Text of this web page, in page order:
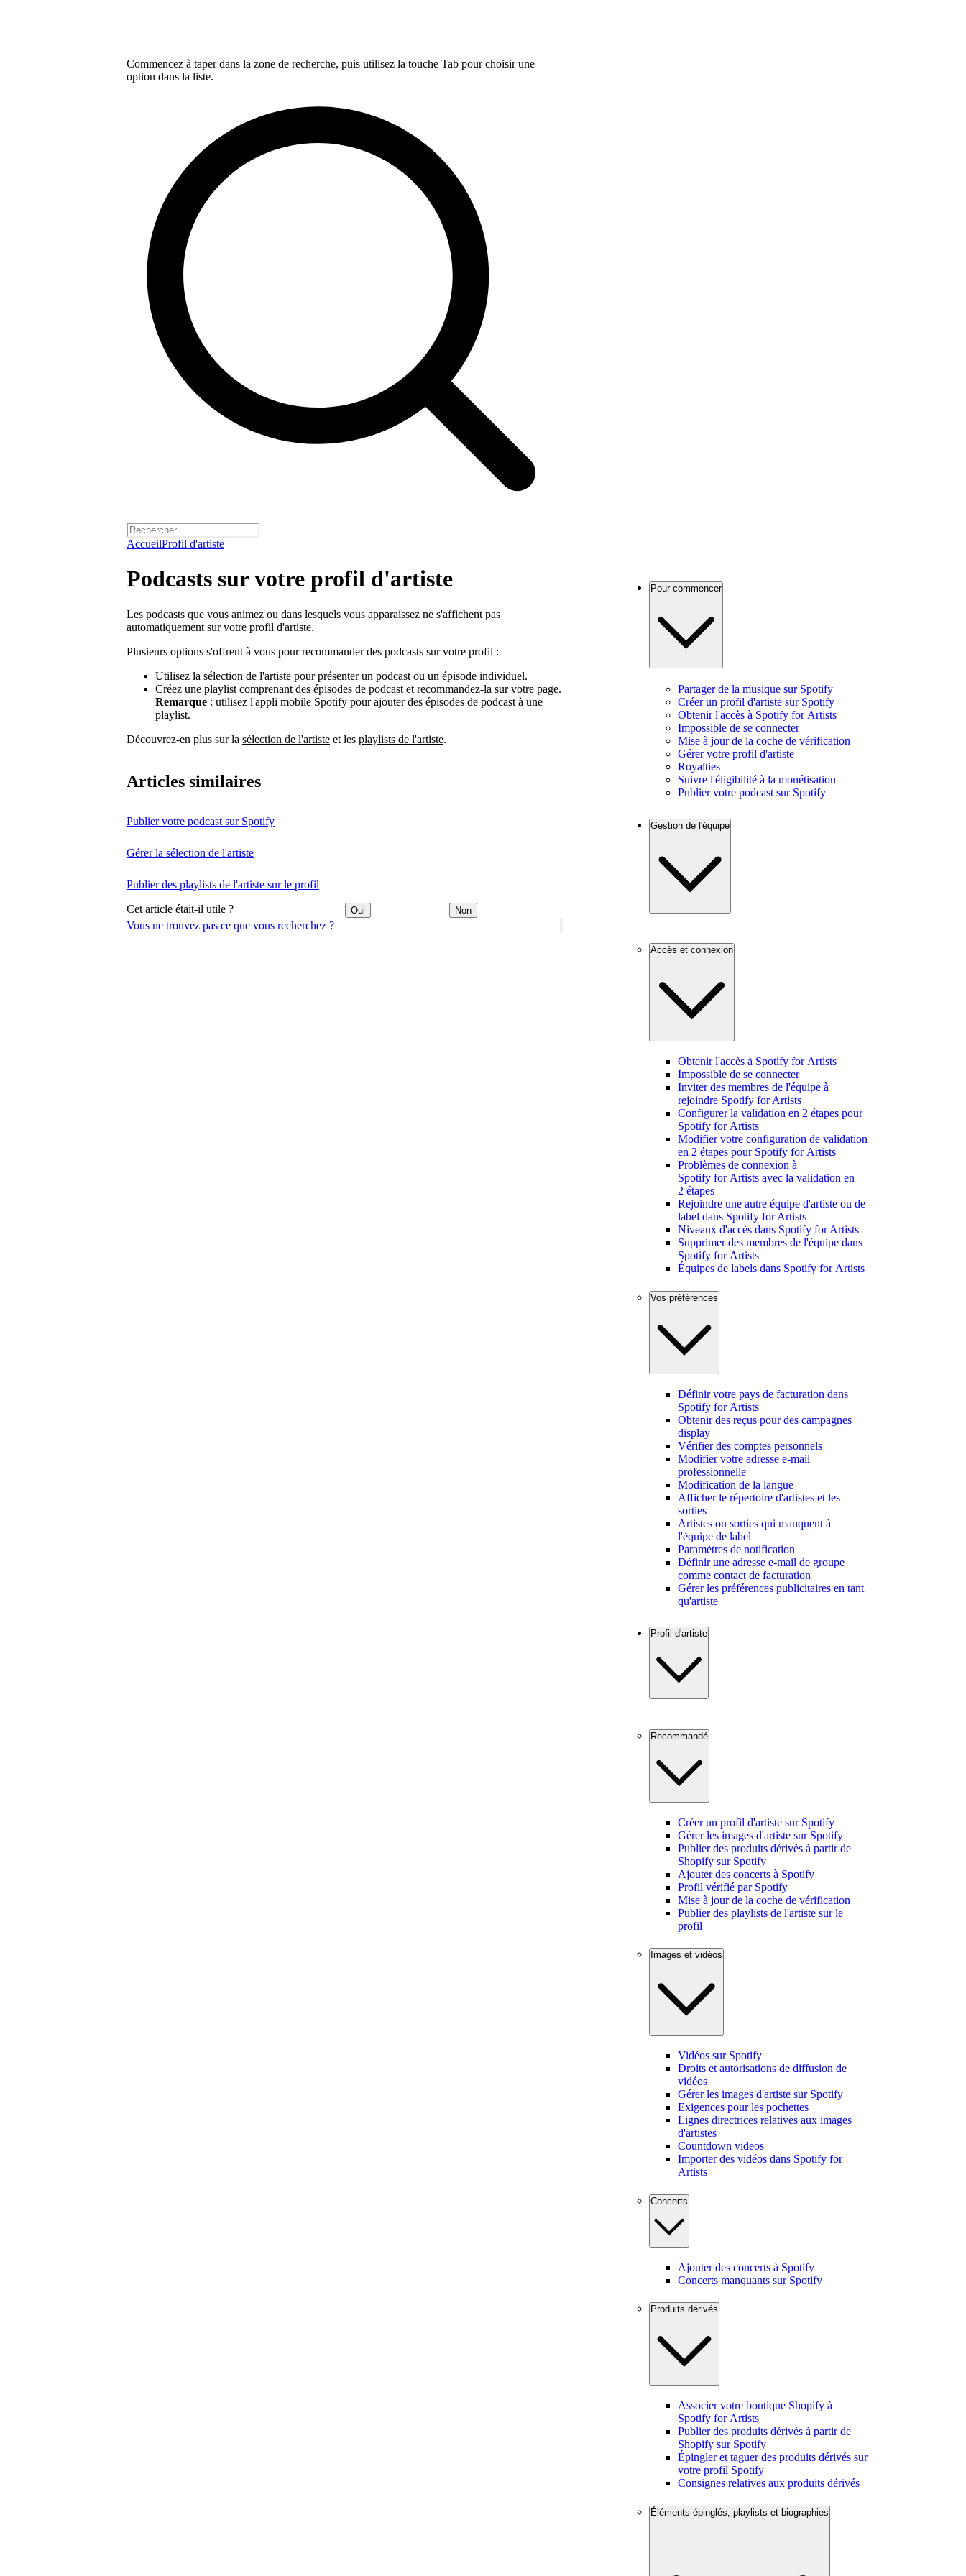
Commencez à taper dans la zone de recherche, puis utilisez la touche Tab pour choisir une
option dans la liste.
AccueilProfil d'artiste
Vous ne trouvez pas ce que vous recherchez ?
Podcasts sur votre profil d'artiste
Les podcasts que vous animez ou dans lesquels vous apparaissez ne s'affichent pas
automatiquement sur votre profil d'artiste.
Plusieurs options s'offrent à vous pour recommander des podcasts sur votre profil :
Utilisez la sélection de l'artiste pour présenter un podcast ou un épisode individuel.
Créez une playlist comprenant des épisodes de podcast et recommandez-la sur votre page.
Remarque : utilisez l'appli mobile Spotify pour ajouter des épisodes de podcast à une
playlist.
Découvrez-en plus sur la sélection de l'artiste et les playlists de l'artiste.
Articles similaires
Publier votre podcast sur Spotify
Gérer la sélection de l'artiste
Publier des playlists de l'artiste sur le profil
Cet article était-il utile ? Oui Non
Pour commencer
Partager de la musique sur Spotify
Créer un profil d'artiste sur Spotify
Obtenir l'accès à Spotify for Artists
Impossible de se connecter
Mise à jour de la coche de vérification
Gérer votre profil d'artiste
Royalties
Suivre l'éligibilité à la monétisation
Publier votre podcast sur Spotify
Gestion de l'équipe
Accès et connexion
Obtenir l'accès à Spotify for Artists
Impossible de se connecter
Inviter des membres de l'équipe à
rejoindre Spotify for Artists
Configurer la validation en 2 étapes pour
Spotify for Artists
Modifier votre configuration de validation
en 2 étapes pour Spotify for Artists
Problèmes de connexion à
Spotify for Artists avec la validation en
2 étapes
Rejoindre une autre équipe d'artiste ou de
label dans Spotify for Artists
Niveaux d'accès dans Spotify for Artists
Supprimer des membres de l'équipe dans
Spotify for Artists
Équipes de labels dans Spotify for Artists
Vos préférences
Définir votre pays de facturation dans
Spotify for Artists
Obtenir des reçus pour des campagnes
display
Vérifier des comptes personnels
Modifier votre adresse e-mail
professionnelle
Modification de la langue
Afficher le répertoire d'artistes et les
sorties
Artistes ou sorties qui manquent à
l'équipe de label
Paramètres de notification
Définir une adresse e-mail de groupe
comme contact de facturation
Gérer les préférences publicitaires en tant
qu'artiste
Profil d'artiste
Recommandé
Créer un profil d'artiste sur Spotify
Gérer les images d'artiste sur Spotify
Publier des produits dérivés à partir de
Shopify sur Spotify
Ajouter des concerts à Spotify
Profil vérifié par Spotify
Mise à jour de la coche de vérification
Publier des playlists de l'artiste sur le
profil
Images et vidéos
Vidéos sur Spotify
Droits et autorisations de diffusion de
vidéos
Gérer les images d'artiste sur Spotify
Exigences pour les pochettes
Lignes directrices relatives aux images
d'artistes
Countdown videos
Importer des vidéos dans Spotify for
Artists
Concerts
Ajouter des concerts à Spotify
Concerts manquants sur Spotify
Produits dérivés
Associer votre boutique Shopify à
Spotify for Artists
Publier des produits dérivés à partir de
Shopify sur Spotify
Épingler et taguer des produits dérivés sur
votre profil Spotify
Consignes relatives aux produits dérivés
Éléments épinglés, playlists et biographies